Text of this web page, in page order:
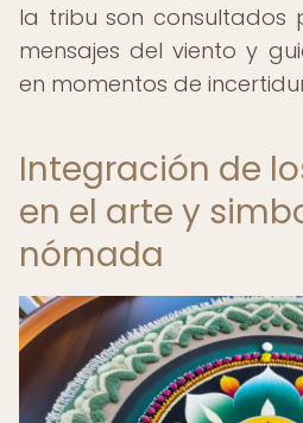
la tribu son consultados
mensajes del viento y
en momentos de
Integración de
en el arte y
nómada